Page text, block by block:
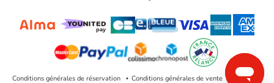
Conditions générales de réservation Conditions générales de vente
Mentions